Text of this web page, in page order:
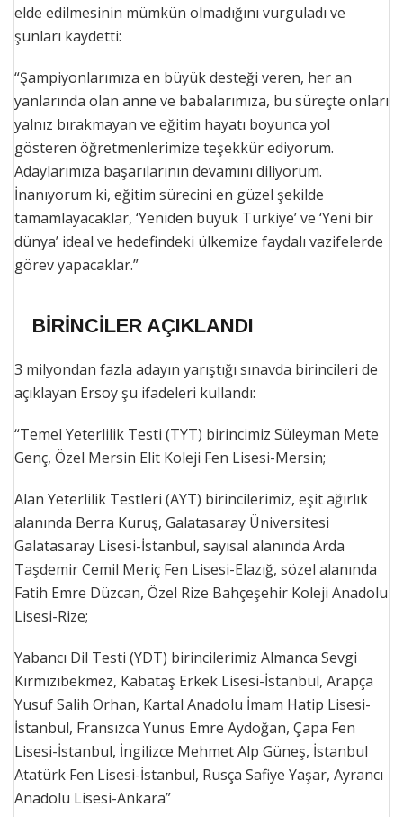
elde edilmesinin mümkün olmadığını vurguladı ve
şunları kaydetti:
“Şampiyonlarımıza en büyük desteği veren, her an
yanlarında olan anne ve babalarımıza, bu süreçte onları
yalnız bırakmayan ve eğitim hayatı boyunca yol
gösteren öğretmenlerimize teşekkür ediyorum.
Adaylarımıza başarılarının devamını diliyorum.
İnanıyorum ki, eğitim sürecini en güzel şekilde
tamamlayacaklar, ‘Yeniden büyük Türkiye’ ve ‘Yeni bir
dünya’ ideal ve hedefindeki ülkemize faydalı vazifelerde
görev yapacaklar.”
BİRİNCİLER AÇIKLANDI
3 milyondan fazla adayın yarıştığı sınavda birincileri de
açıklayan Ersoy şu ifadeleri kullandı:
“Temel Yeterlilik Testi (TYT) birincimiz Süleyman Mete
Genç, Özel Mersin Elit Koleji Fen Lisesi-Mersin;
Alan Yeterlilik Testleri (AYT) birincilerimiz, eşit ağırlık
alanında Berra Kuruş, Galatasaray Üniversitesi
Galatasaray Lisesi-İstanbul, sayısal alanında Arda
Taşdemir Cemil Meriç Fen Lisesi-Elazığ, sözel alanında
Fatih Emre Düzcan, Özel Rize Bahçeşehir Koleji Anadolu
Lisesi-Rize;
Yabancı Dil Testi (YDT) birincilerimiz Almanca Sevgi
Kırmızıbekmez, Kabataş Erkek Lisesi-İstanbul, Arapça
Yusuf Salih Orhan, Kartal Anadolu İmam Hatip Lisesi-
İstanbul, Fransızca Yunus Emre Aydoğan, Çapa Fen
Lisesi-İstanbul, İngilizce Mehmet Alp Güneş, İstanbul
Atatürk Fen Lisesi-İstanbul, Rusça Safiye Yaşar, Ayrancı
Anadolu Lisesi-Ankara”